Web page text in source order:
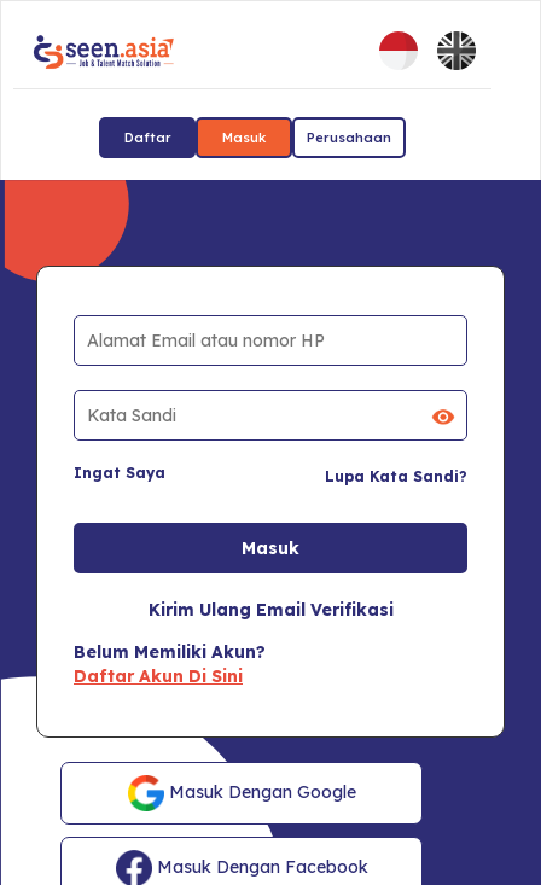
Daftar Masuk Perusahaan
Ingat Saya Lupa Kata Sandi?
Kirim Ulang Email Verifikasi
Belum Memiliki Akun?
Daftar Akun Di Sini
Masuk Dengan Google
Masuk Dengan Facebook